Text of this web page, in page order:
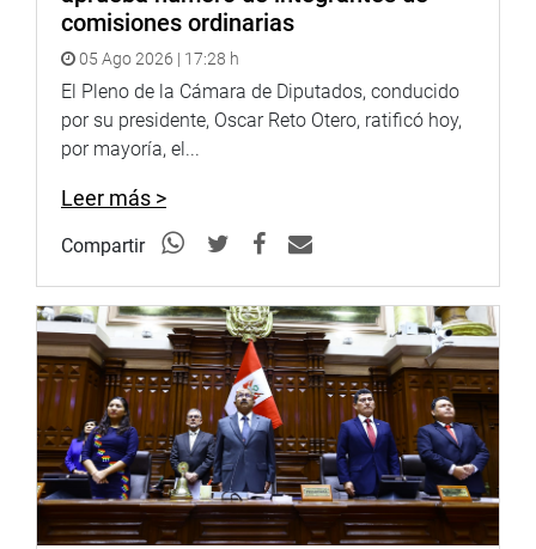
comisiones ordinarias
05 Ago 2026 | 17:28 h
El Pleno de la Cámara de Diputados, conducido
por su presidente, Oscar Reto Otero, ratificó hoy,
por mayoría, el...
Leer más >
Compartir